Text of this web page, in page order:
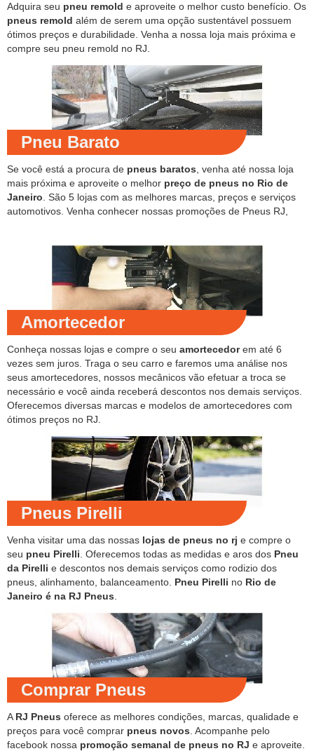
Adquira seu pneu remold e aproveite o melhor custo benefício. Os
pneus remold além de serem uma opção sustentável possuem
ótimos preços e durabilidade. Venha a nossa loja mais próxima e
compre seu pneu remold no RJ.
Pneu Barato
Se você está a procura de pneus baratos , venha até nossa loja
mais próxima e aproveite o melhor preço de pneus no Rio de
Janeiro . São 5 lojas com as melhores marcas, preços e serviços
automotivos. Venha conhecer nossas promoções de Pneus RJ,
Amortecedor
Conheça nossas lojas e compre o seu amortecedorem até 6
vezes sem juros. Traga o seu carro e faremos uma análise nos
seus amortecedores, nossos mecânicos vão efetuar a troca se
necessário e você ainda receberá descontos nos demais serviços.
Oferecemos diversas marcas e modelos de amortecedores com
ótimos preços no RJ.
Pneus Pirelli
Venha visitar uma das nossas lojas de pneus no rj e compre o
seu pneu Pirelli . Oferecemos todas as medidas e aros dos Pneu
da Pirelli e descontos nos demais serviços como rodizio dos
pneus, alinhamento, balanceamento. Pneu Pirelli no Rio de
Janeiro é na RJ Pneus
Comprar Pneus
A RJ Pneus oferece as melhores condições, marcas, qualidade e
preços para você comprar pneus novos . Acompanhe pelo
facebook nossa promoção semanal de pneus no RJ e aproveite.